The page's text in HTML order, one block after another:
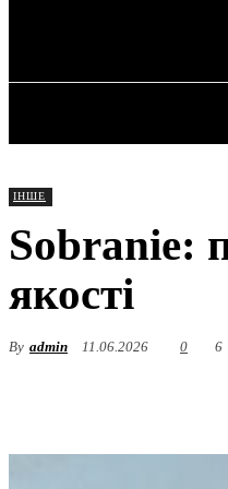
ІНШЕ
Sobranie:
якості
By admin 11.06.2026 0 6